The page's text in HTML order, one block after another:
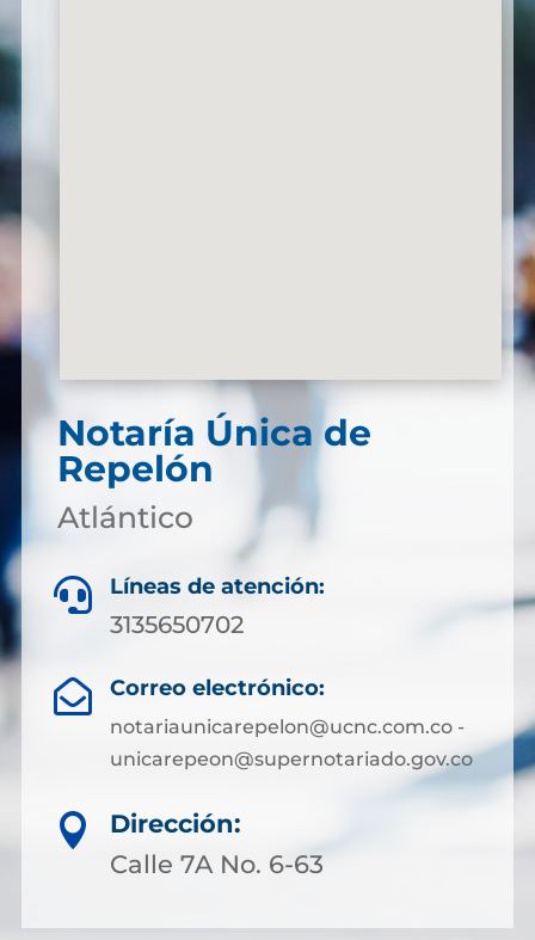
Notaría Única de
Repelón
Atlántico
 Líneas de atención:
3135650702
 Correo electrónico:
notariaunicarepelon@ucnc.com.co -
unicarepeon@supernotariado.gov.co

Dirección:
Calle 7A No. 6-63